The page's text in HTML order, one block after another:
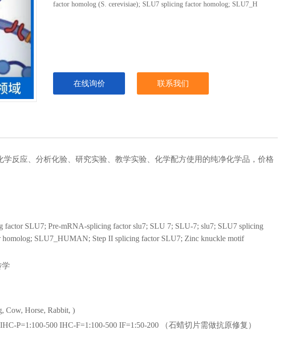
factor homolog (S. cerevisiae); SLU7 splicing factor homolog; SLU7_H
在线询价 联系我们
学反应、分析化验、研究实验、教学实验、化学配方使用的纯净化学品，价格
factor SLU7; Pre-mRNA-splicing factor slu7; SLU 7; SLU-7; slu7; SLU7 splicing
homolog; SLU7_HUMAN; Step II splicing factor SLU7; Zinc knuckle motif
Cow, Horse, Rabbit, )
P=1:100-500 IHC-F=1:100-500 IF=1:50-200 （石蜡切片需做抗原修复）